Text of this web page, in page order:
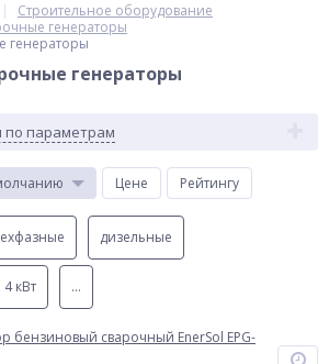
Строительное оборудование
генераторы
генераторы
генераторы
по параметрам
Цене Рейтингу
дизельные
4 кВт ...
бензиновый сварочный EnerSol EPG-